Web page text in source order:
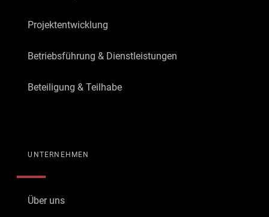
Projektentwicklung
Betriebsführung & Dienstleistungen
Beteiligung & Teilhabe
UNTERNEHMEN
Über uns